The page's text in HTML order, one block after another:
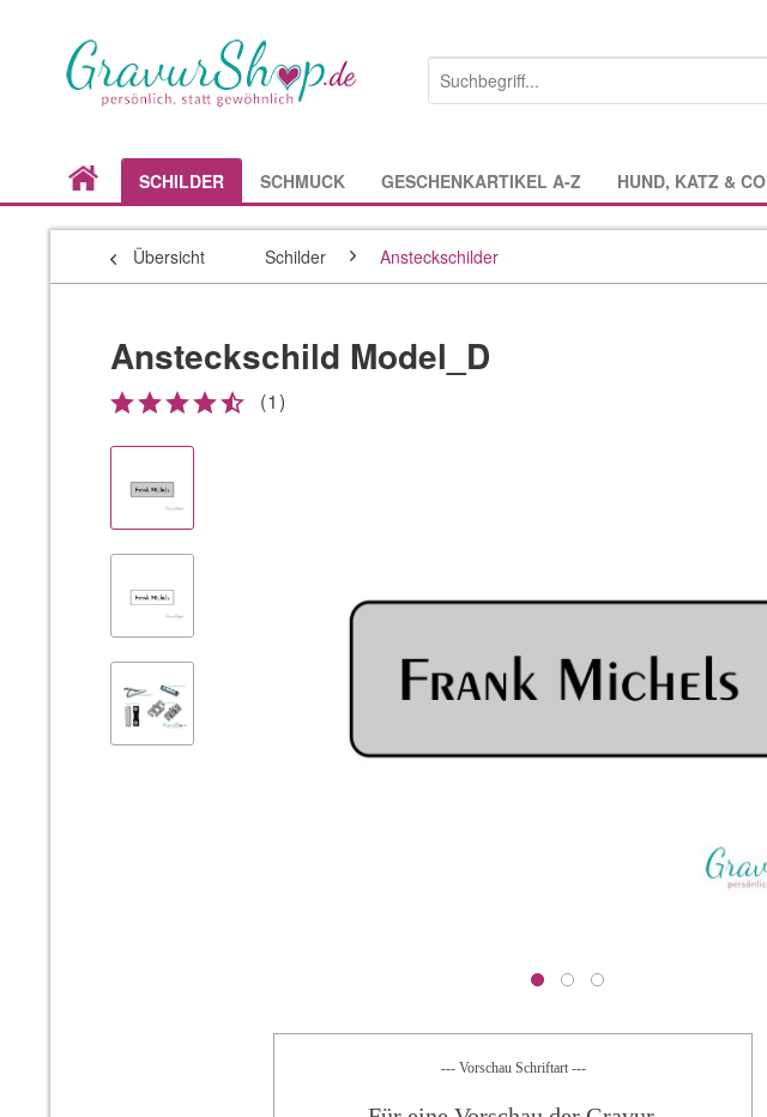
SCHILDER SCHMUCK GESCHENKARTIKEL A-Z HUND, KATZ & CO
Übersicht Schilder Ansteckschilder
Ansteckschild Model_D
(1)
--- Vorschau Schriftart ---